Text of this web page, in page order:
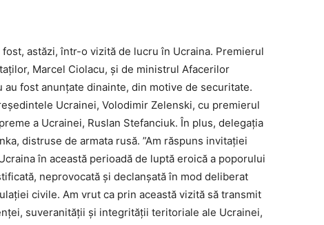
astăzi, într-o vizită de lucru în Ucraina. Premierul
Marcel Ciolacu, și de ministrul Afacerilor
fost anunțate dinainte, din motive de securitate.
Ucrainei, Volodimir Zelenski, cu premierul
a Ucrainei, Ruslan Stefanciuk. În plus, delegația
distruse de armata rusă. ”Am răspuns invitației
în această perioadă de luptă eroică a poporului
neprovocată și declanșată în mod deliberat
civile. Am vrut ca prin această vizită să transmit
suveranității și integrității teritoriale ale Ucrainei,